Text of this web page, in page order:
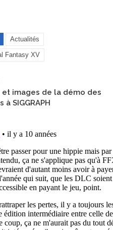
Actualités
Fantasy XV
et images de la démo des
SIGGRAPH